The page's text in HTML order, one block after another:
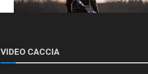
VIDEO CACCIA